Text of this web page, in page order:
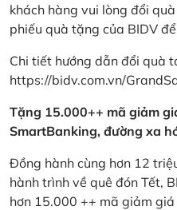
khách hàng vui lòng đổi
phiếu quà tặng của BIDV
Chi tiết hướng dẫn đổi quà
https://bidv.com.vn/
Tặng 15.000++ mã giảm
SmartBanking, đường xa
Đồng hành cùng hơn 12
hành trình về quê đón Tết,
hơn 15.000 ++ mã giảm